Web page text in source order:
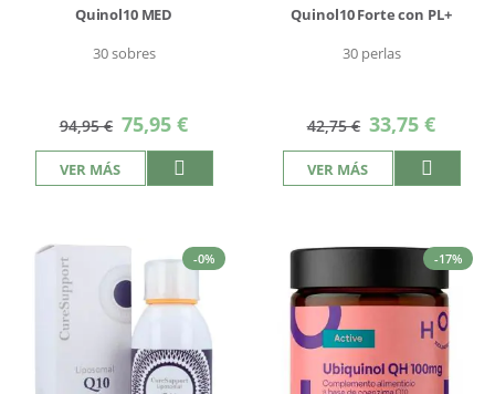
Quinol10 MED
30 sobres
94,95 € Precio
especial
75,95 €
VER MÁS
Quinol10 Forte con PL+
30 perlas
42,75 € Precio
especial
33,75 €
VER MÁS
-0% -17%